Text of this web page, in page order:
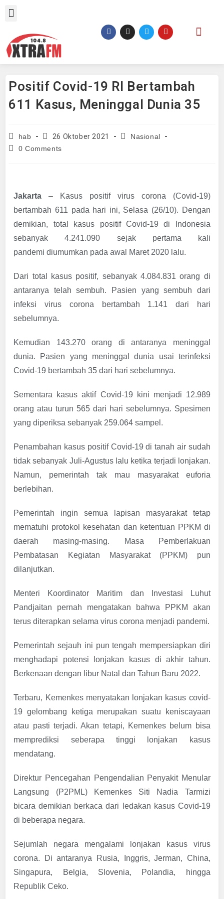
Positif Covid-19 RI Bertambah
611 Kasus, Meninggal Dunia 35
hab 26 Oktober 2021
Nasional
0 Comments
Jakarta – Kasus positif virus corona (Covid-19)
bertambah 611 pada hari ini, Selasa (26/10). Dengan
demikian, total kasus positif Covid-19 di Indonesia
sebanyak 4.241.090 sejak pertama kali
pandemi diumumkan pada awal Maret 2020 lalu.
Dari total kasus positif, sebanyak 4.084.831 orang di
antaranya telah sembuh. Pasien yang sembuh dari
infeksi virus corona bertambah 1.141 dari hari
sebelumnya.
Kemudian 143.270 orang di antaranya meninggal
dunia. Pasien yang meninggal dunia usai terinfeksi
Covid-19 bertambah 35 dari hari sebelumnya.
Sementara kasus aktif Covid-19 kini menjadi 12.989
orang atau turun 565 dari hari sebelumnya. Spesimen
yang diperiksa sebanyak 259.064 sampel.
Penambahan kasus positif Covid-19 di tanah air sudah
tidak sebanyak Juli-Agustus lalu ketika terjadi lonjakan.
Namun, pemerintah tak mau masyarakat euforia
berlebihan.
Pemerintah ingin semua lapisan masyarakat tetap
mematuhi protokol kesehatan dan ketentuan PPKM di
daerah masing-masing. Masa Pemberlakuan
Pembatasan Kegiatan Masyarakat (PPKM) pun
dilanjutkan.
Menteri Koordinator Maritim dan Investasi Luhut
Pandjaitan pernah mengatakan bahwa PPKM akan
terus diterapkan selama virus corona menjadi pandemi.
Pemerintah sejauh ini pun tengah mempersiapkan diri
menghadapi potensi lonjakan kasus di akhir tahun.
Berkenaan dengan libur Natal dan Tahun Baru 2022.
Terbaru, Kemenkes menyatakan lonjakan kasus covid-
19 gelombang ketiga merupakan suatu keniscayaan
atau pasti terjadi. Akan tetapi, Kemenkes belum bisa
memprediksi seberapa tinggi lonjakan kasus
mendatang.
Direktur Pencegahan Pengendalian Penyakit Menular
Langsung (P2PML) Kemenkes Siti Nadia Tarmizi
bicara demikian berkaca dari ledakan kasus Covid-19
di beberapa negara.
Sejumlah negara mengalami lonjakan kasus virus
corona. Di antaranya Rusia, Inggris, Jerman, China,
Singapura, Belgia, Slovenia, Polandia, hingga
Republik Ceko.